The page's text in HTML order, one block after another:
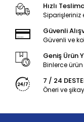
Hızlı
Siparişleriniz
Güvenli
Güvenli ve
Geniş Ürün
Binlerce
7 / 24
Öneri ve